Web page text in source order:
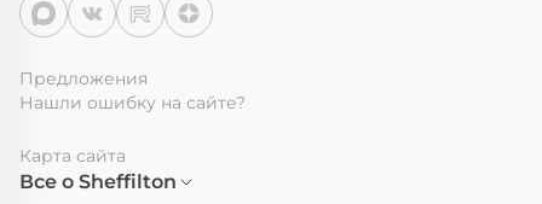
Предложения
Нашли ошибку на сайте?
Карта сайта
Все о Sheffilton